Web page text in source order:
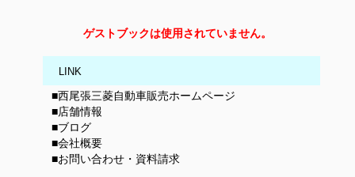
ゲストブックは使用されていません。
LINK
■西尾張三菱自動車販売ホームページ
■店舗情報
■ブログ
■会社概要
■お問い合わせ・資料請求